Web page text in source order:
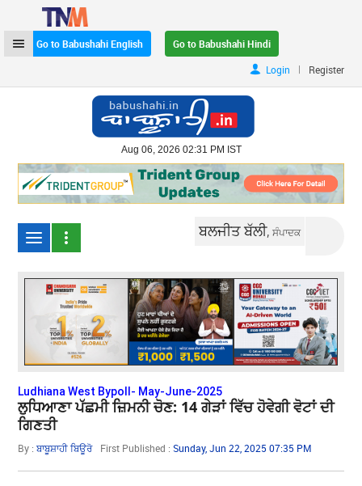
Go to Babushahi English
Go to Babushahi Hindi
Login
| Register
Aug 06, 2026 02:31 PM IST
ਬਲਜੀਤ ਬੱਲੀ,ਸੰਪਾਦਕ
Ludhiana West Bypoll- May-June-2025
ਲੁਧਿਆਣਾ ਪੱਛਮੀ ਜ਼ਿਮਨੀ ਚੋਣ: 14 ਗੇੜਾਂ ਵਿੱਚ ਹੋਵੇਗੀ ਵੋਟਾਂ ਦੀ
ਗਿਣਤੀ
By :ਬਾਬੂਸ਼ਾਹੀ ਬਿਊਰੋ First Published :Sunday, Jun 22, 2025 07:35 PM